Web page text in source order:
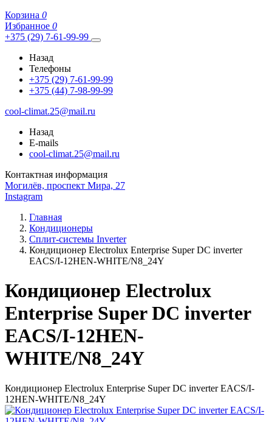
Корзина 0
Избранное 0
+375 (29) 7-61-99-99
Назад
Телефоны
+375 (29) 7-61-99-99
+375 (44) 7-98-99-99
cool-climat.25@mail.ru
Назад
E-mails
cool-climat.25@mail.ru
Контактная информация
Могилёв, проспект Мира, 27
Instagram
Главная
Кондиционеры
Сплит-системы Inverter
Кондиционер Electrolux Enterprise Super DC inverter
EACS/I-12HEN-WHITE/N8_24Y
Кондиционер Electrolux
Enterprise Super DC inverter
EACS/I-12HEN-
WHITE/N8_24Y
Кондиционер Electrolux Enterprise Super DC inverter EACS/I-
12HEN-WHITE/N8_24Y